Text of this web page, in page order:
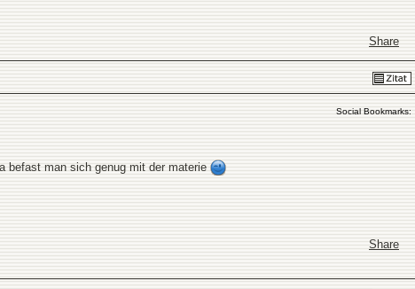
Share
Social Bookmarks:
befast man sich genug mit der materie
Share